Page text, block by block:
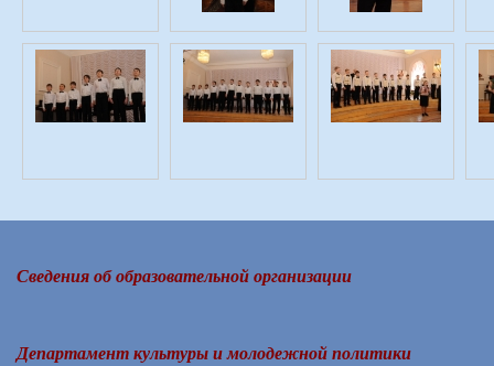
Сведения об образовательной организации
Департамент культуры и молодежной политики